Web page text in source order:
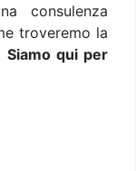
consulenza
troveremo la
Siamo qui per